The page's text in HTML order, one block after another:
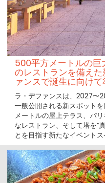
500平方メートルの
のレストランを備え
ァンスで誕生に向けて
ラ・デファンスは、2027〜
一般公開される新スポット
メートルの屋上テラス、パ
なレストラン、そして塔を“
とを目指す新たなイベントス